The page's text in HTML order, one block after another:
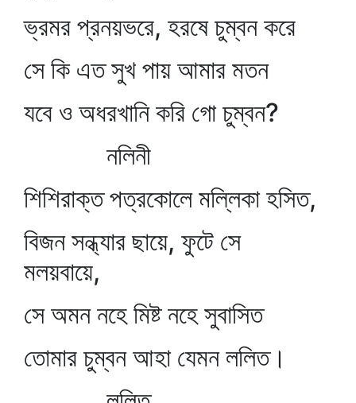
ভ্রমর প্রনয়ভরে, হরষে চুম্বন করে
সে কি এত সুখ পায় আমার মতন
যবে ও অধরখানি করি গো চুম্বন?
নলিনী
শিশিরাক্ত পত্রকোলে মল্লিকা হসিত,
বিজন সন্ধ্যার ছায়ে, ফুটে সে
মলয়বায়ে,
সে অমন নহে মিষ্ট নহে সুবাসিত
তোমার চুম্বন আহা যেমন ললিত।